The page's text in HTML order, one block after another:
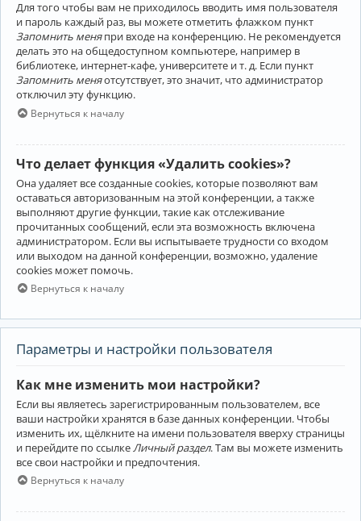
Для того чтобы вам не приходилось вводить имя пользователя
и пароль каждый раз, вы можете отметить флажком пункт
Запомнить меняпри входе на конференцию. Не рекомендуется
делать это на общедоступном компьютере, например в
библиотеке, интернет-кафе, университете и т. д. Если пункт
Запомнить меняотсутствует, это значит, что администратор
отключил эту функцию.
Вернуться к началу
Что делает функция «Удалить cookies»?
Она удаляет все созданные cookies, которые позволяют вам
оставаться авторизованным на этой конференции, а также
выполняют другие функции, такие как отслеживание
прочитанных сообщений, если эта возможность включена
администратором. Если вы испытываете трудности со входом
или выходом на данной конференции, возможно, удаление
cookies может помочь.
Вернуться к началу
Параметры и настройки пользователя
Как мне изменить мои настройки?
Если вы являетесь зарегистрированным пользователем, все
ваши настройки хранятся в базе данных конференции. Чтобы
изменить их, щёлкните на имени пользователя вверху страницы
и перейдите по ссылке Личный раздел. Там вы можете изменить
все свои настройки и предпочтения.
Вернуться к началу